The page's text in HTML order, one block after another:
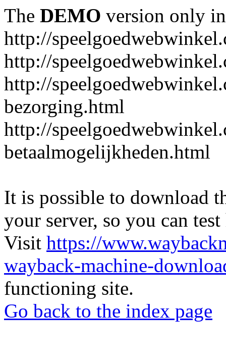
The DEMO version only
http://
http://
http://
bezorging.html
http://
betaalmogelijkheden.html
It is possible to download
your server, so you can
Visit https://
wayback-machine-
functioning site.
Go back to the index page